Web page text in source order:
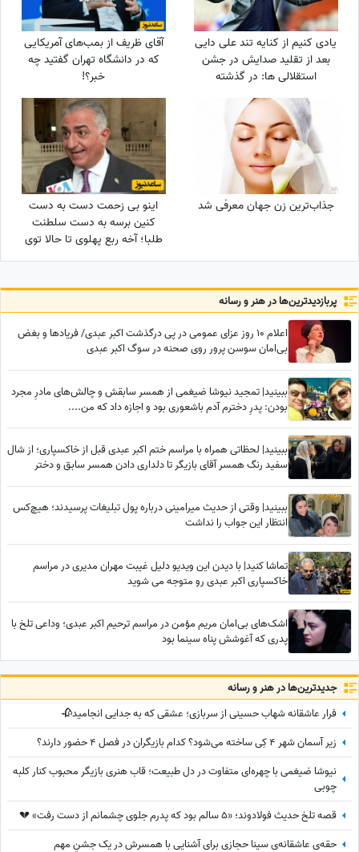
یادی کنیم از کنایه تند علی دایی
بعد از تقلید صدایش در جشن
استقلالی ها: در گذشته
پادشاهان دلقک‌هایی داشتند که
وظیفه‌شان تقلید صدا و خنداندن
مردم بود+عکس
آقای ظریف از بمب‌های آمریکایی
که در دانشگاه تهران گفتید چه
خبر؟!
جذاب‌ترین زن جهان معرفی شد
اینو بی زحمت دست به دست
کنین برسه به دست سلطنت
طلبا؛ آخه ربع پهلوی تا حالا توی
دعوای محله‌ای هم شرکت نکرده
دارید!+ویدیو
پربازدید‌ترین‌ها در هنر و رسانه
اعلام 10 روز عزای عمومی در پی درگذشت اکبر عبدی/ فریادها و بغض
بی‌امان سوسن پرور روی صحنه در سوگ اکبر عبدی
ببینید| تمجید نیوشا ضیغمی از همسر سابقش و چالش‌های مادرِ مجرد
بودن: پدرِ دخترم آدم باشعوری بود و اجازه داد که من....
ببینید| لحظاتی همراه با مراسم ختم اکبر عبدی قبل از خاکسپاری؛ از شال
سفید رنگ همسر آقای بازیگر تا دلداری دادن همسر سابق و دختر
ببینید| وقتی از حدیث میرامینی درباره پول تبلیغات پرسیدند؛ هیچ‌کس
انتظار این جواب را نداشت
تماشا کنید| با دیدن این ویدیو دلیل غیبت مهران مدیری در مراسم
خاکسپاری اکبر عبدی رو متوجه می شوید
اشک‌های بی‌امان مریم مؤمن در مراسم ترحیم اکبر عبدی؛ وداعی تلخ با
پدری که آغوشش پناه سینما بود
جدید‌ترین‌ها در هنر و رسانه
فرار عاشقانه شهاب حسینی از سربازی؛ عشقی که به جدایی انجامید🥀
زیر آسمان شهر 4 کِی ساخته می‌شود؟ کدام بازیگران در فصل 4 حضور دارند؟
نیوشا ضیغمی با چهره‌ای متفاوت در دل طبیعت؛ قاب هنری بازیگر محبوب کنار کلبه
چوبی
قصه تلخ حدیث فولادوند؛ «5 سالم بود که پدرم جلوی چشمانم از دست رفت» 💔
حقه‌ی عاشقانه‌ی سینا حجازی برای آشنایی با همسرش در یک جشنِ مهم